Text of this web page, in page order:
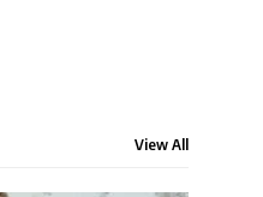
View All